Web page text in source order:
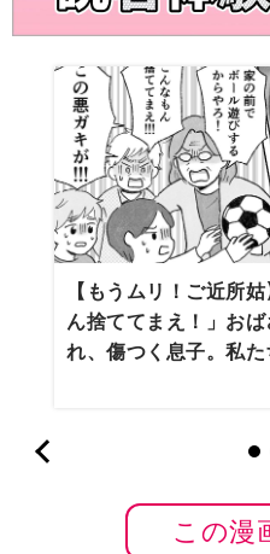
【もうムリ！ご近所
ん捨ててまえ！」お
れ、傷つく息子。私
この漫